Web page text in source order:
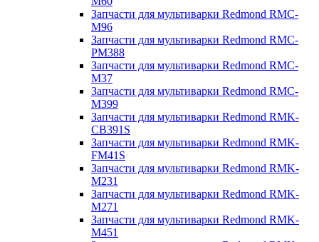
Запчасти для мультиварки Redmond RMC-
M96
Запчасти для мультиварки Redmond RMC-
PM388
Запчасти для мультиварки Redmond RMC-
M37
Запчасти для мультиварки Redmond RMC-
M399
Запчасти для мультиварки Redmond RMK-
CB391S
Запчасти для мультиварки Redmond RMK-
FM41S
Запчасти для мультиварки Redmond RMK-
M231
Запчасти для мультиварки Redmond RMK-
M271
Запчасти для мультиварки Redmond RMK-
M451